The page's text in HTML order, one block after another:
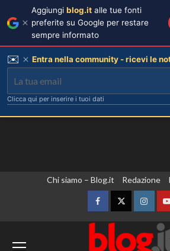
Chi siamo – Blog.it Redazione
FacebookTwitter
Aggiungi blog.it alle tue fonti
preferite su Google per restare
sempre informato
✉️ Entra nella community - ricevi le
Clicca qui per inserire i tuoi dati